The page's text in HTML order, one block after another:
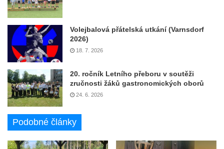
Volejbalová přátelská utkání (Varnsdorf
2026)
18. 7. 2026
20. ročník Letního přeboru v soutěži
zručnosti žáků gastronomických oborů
24. 6. 2026
Podobné články